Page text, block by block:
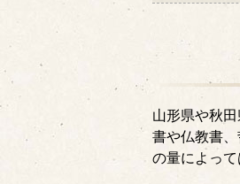
山形県や秋
書や仏教書
の量によっ